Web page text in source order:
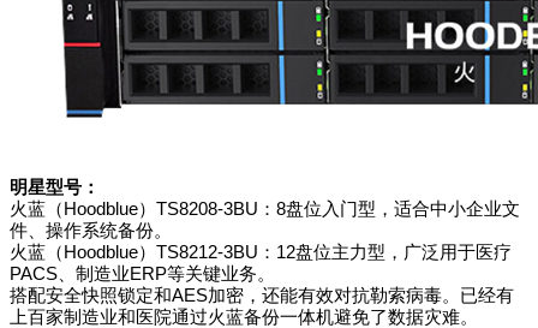
明星型号：
火蓝（Hoodblue）TS8208-3BU：8盘位入门型，适合中小企业文
件、操作系统备份。
火蓝（Hoodblue）TS8212-3BU：12盘位主力型，广泛用于医疗
PACS、制造业ERP等关键业务。
搭配安全快照锁定和AES加密，还能有效对抗勒索病毒。已经有
上百家制造业和医院通过火蓝备份一体机避免了数据灾难。